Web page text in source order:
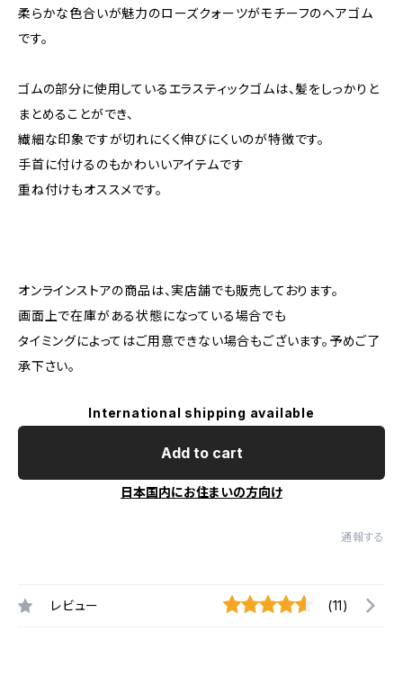
柔らかな色合いが魅力のローズクォーツがモチーフのヘアゴム
です。
ゴムの部分に使用しているエラスティックゴムは、髪をしっかりと
まとめることができ、
繊細な印象ですが切れにくく伸びにくいのが特徴です。
手首に付けるのもかわいいアイテムです
重ね付けもオススメです。
オンラインストアの商品は、実店舗でも販売しております。
画面上で在庫がある状態になっている場合でも
タイミングによってはご用意できない場合もございます。予めご了
承下さい。
International shipping available
Add to cart
日本国内にお住まいの方向け
通報する
レビュー (11)